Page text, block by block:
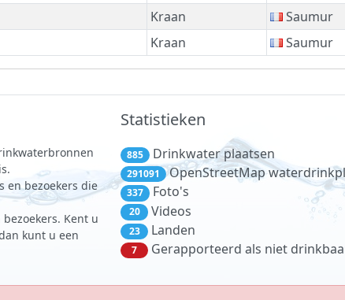
Kraan Saumur
Kraan Saumur
en bezoekers die
Kent u
kunt u een
Statistieken
885 Drinkwater plaatsen
291091 OpenStreetMap
337 Foto's
20 Videos
23 Landen
7 Gerapporteerd als niet